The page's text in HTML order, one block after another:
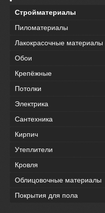
Стройматериалы
Пиломатериалы
Лакокрасочные материалы
Обои
Крепёжные
Потолки
Электрика
Сантехника
Кирпич
Утеплители
Кровля
Облицовочные материалы
Покрытия для пола